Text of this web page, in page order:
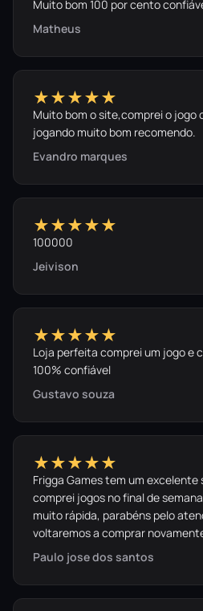
Muito bom 100 por cento
Matheus
★★★★★
Muito bom o site,comprei o jogo
jogando muito bom recomendo.
Evandro marques
★★★★★
100000
Jeivison
★★★★★
Loja perfeita comprei um jogo e
100% confiável
Gustavo souza
★★★★★
Frigga Games tem um
comprei jogos no final de
muito rápida, parabéns pelo
voltaremos a comprar
Paulo jose dos santos